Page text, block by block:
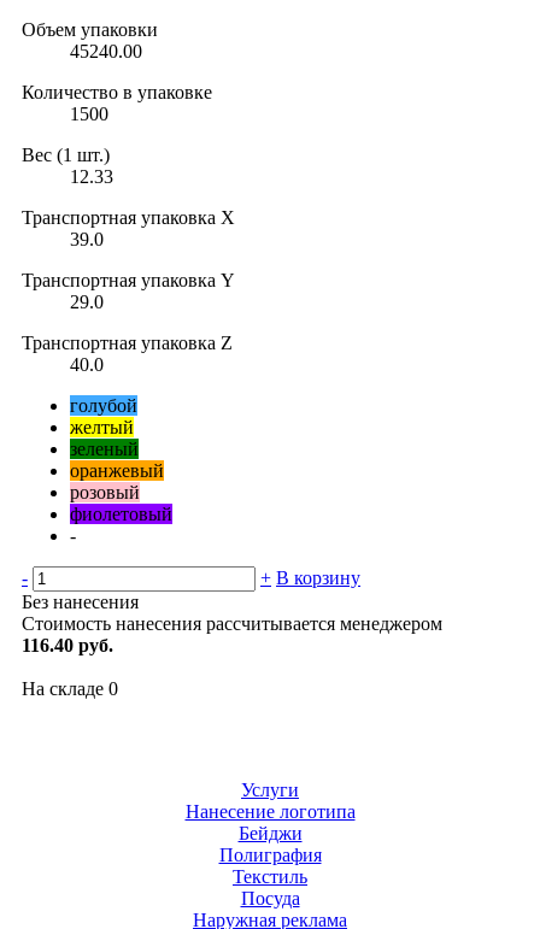
Объем упаковки
45240.00
Количество в упаковке
1500
Вес (1 шт.)
12.33
Транспортная упаковка X
39.0
Транспортная упаковка Y
29.0
Транспортная упаковка Z
40.0
голубой
желтый
зеленый
оранжевый
розовый
фиолетовый
-
- + В корзину
Без нанесения
Стоимость нанесения рассчитывается менеджером
116.40 руб.
На складе 0
Услуги
Нанесение логотипа
Бейджи
Полиграфия
Текстиль
Посуда
Наружная реклама